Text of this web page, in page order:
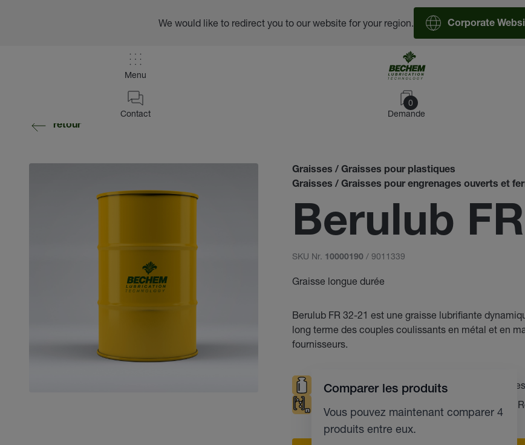
Menu
0
Demande
Contact
We would like to redirect you to our website for your region. Corporate
retour
Graisses / Graisses pour plastiques
Graisses / Graisses pour engrenages ouverts et
Berulub
SKU Nr. 10000190 / 9011339
Graisse longue durée
Berulub FR 32-21 est une graisse lubrifiante
long terme des couples coulissants en métal et en
fournisseurs.
Sollicitations élevées Températures basses
Comparer les produits
Vous pouvez maintenant comparer 4
produits entre eux.